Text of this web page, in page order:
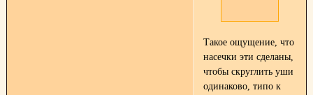
Такое ощущение, что
насечки эти сделаны,
чтобы скруглить уши
одинаково, типо к